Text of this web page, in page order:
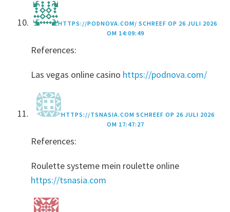
HTTPS://PODNOVA.COM/ SCHREEF OP 26 JULI 2026
OM 14:09:49
References:
Las vegas online casino https://podnova.com/
HTTPS://TSNASIA.COM SCHREEF OP 26 JULI 2026
OM 17:47:27
References:
Roulette systeme mein roulette online
https://tsnasia.com